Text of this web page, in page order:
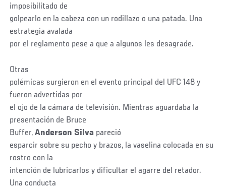
imposibilitado de
golpearlo en la cabeza con un rodillazo o una patada. Una
estrategia avalada
por el reglamento pese a que a algunos les desagrade.
Otras
polémicas surgieron en el evento principal del UFC 148 y
fueron advertidas por
el ojo de la cámara de televisión. Mientras aguardaba la
presentación de Bruce
Buffer,Anderson Silva pareció
esparcir sobre su pecho y brazos, la vaselina colocada en su
rostro con la
intención de lubricarlos y dificultar el agarre del retador.
Una conducta